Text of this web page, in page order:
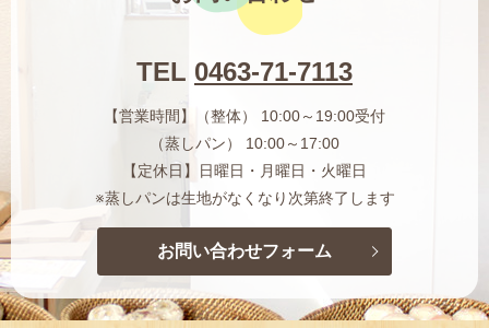
TEL 0463-71-7113
【営業時間】（整体） 10:00～19:00受付
（蒸しパン） 10:00～17:00
【定休日】日曜日・月曜日・火曜日
※蒸しパンは生地がなくなり次第終了します
お問い合わせフォーム